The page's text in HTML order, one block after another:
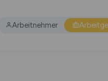
Arbeitnehmer